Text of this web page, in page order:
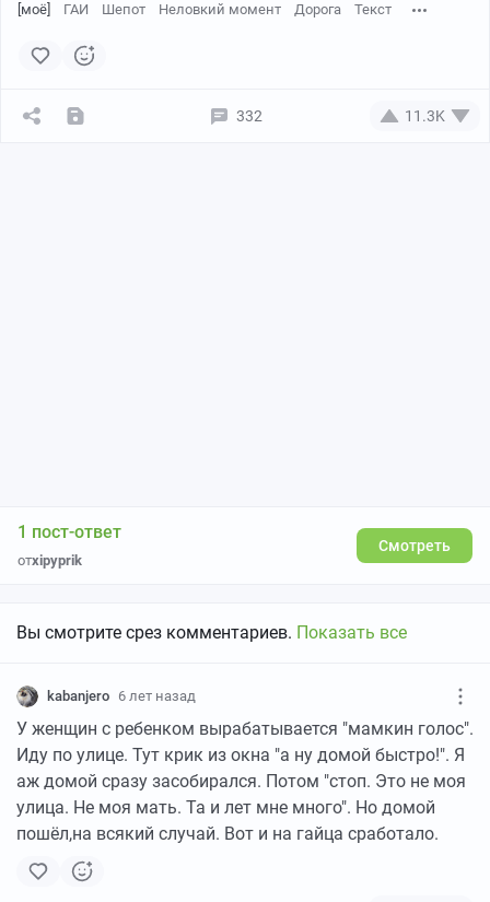
[моё] ГАИ Шепот Неловкий момент Дорога Текст
332 11.3K
1 пост-ответ
отxipyprik
Смотреть
Вы смотрите срез комментариев. Показать все
kabanjero 6 лет назад
У женщин с ребенком вырабатывается "мамкин голос".
Иду по улице. Тут крик из окна "а ну домой быстро!". Я
аж домой сразу засобирался. Потом "стоп. Это не моя
улица. Не моя мать. Та и лет мне много". Но домой
пошёл,на всякий случай. Вот и на гайца сработало.